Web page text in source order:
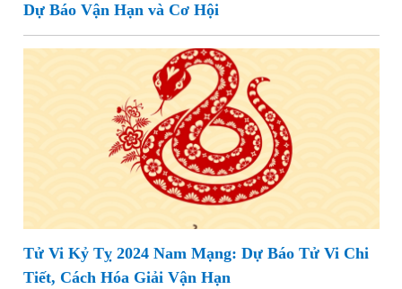
Dự Báo Vận Hạn và Cơ Hội
Tử Vi Kỷ Tỵ 2024 Nam Mạng: Dự Báo Tử Vi Chi
Tiết, Cách Hóa Giải Vận Hạn